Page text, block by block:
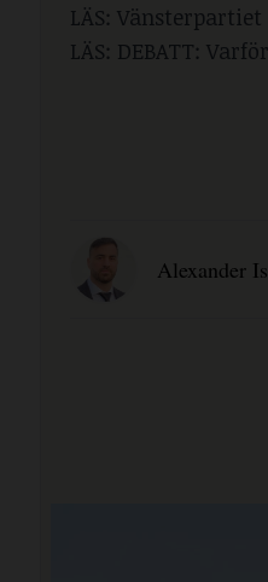
LÄS:
LÄS: DEBATT:
Alexander